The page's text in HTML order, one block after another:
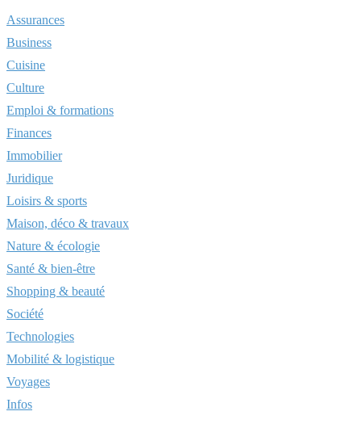
Assurances
Business
Cuisine
Culture
Emploi & formations
Finances
Immobilier
Juridique
Loisirs & sports
Maison, déco & travaux
Nature & écologie
Santé & bien-être
Shopping & beauté
Société
Technologies
Mobilité & logistique
Voyages
Infos